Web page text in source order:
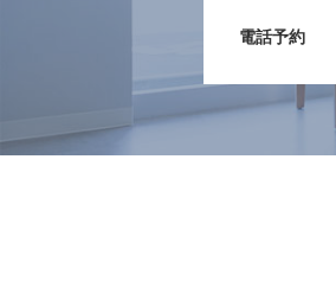
電話予約